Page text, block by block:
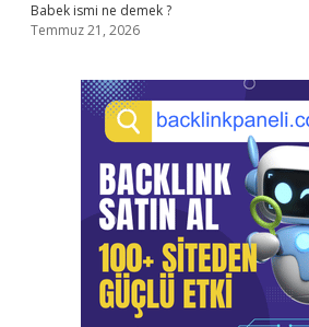
Babek ismi ne demek ?
Temmuz 21, 2026